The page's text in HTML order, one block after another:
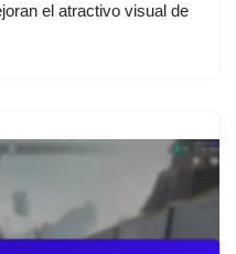
el atractivo visual de